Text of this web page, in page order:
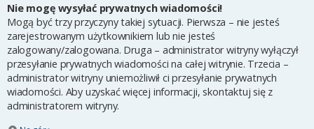
Nie mogę wysyłać prywatnych wiadomości!
Mogą być trzy przyczyny takiej sytuacji. Pierwsza – nie jesteś
zarejestrowanym użytkownikiem lub nie jesteś
zalogowany/zalogowana. Druga – administrator witryny wyłączył
przesyłanie prywatnych wiadomości na całej witrynie. Trzecia –
administrator witryny uniemożliwił ci przesyłanie prywatnych
wiadomości. Aby uzyskać więcej informacji, skontaktuj się z
administratorem witryny.